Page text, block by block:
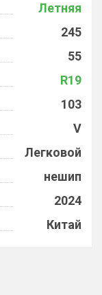
Летняя
245
55
R19
103
V
Легковой
нешип
2024
Китай